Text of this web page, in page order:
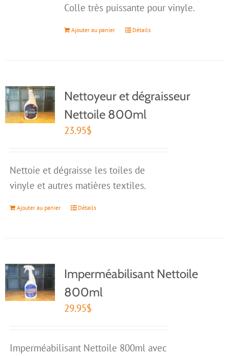
Colle très puissante pour vinyle.
Ajouter au panier Détails
Nettoyeur et dégraisseur
Nettoile 800ml
23.95$
Nettoie et dégraisse les toiles de
vinyle et autres matières textiles.
Ajouter au panier Détails
Imperméabilisant Nettoile
800ml
29.95$
Imperméabilisant Nettoile 800ml avec